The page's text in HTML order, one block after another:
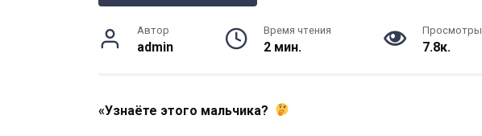
Автор
admin
Время чтения
2 мин.
Просмотры
7.8к.
«Узнаёте этого мальчика?